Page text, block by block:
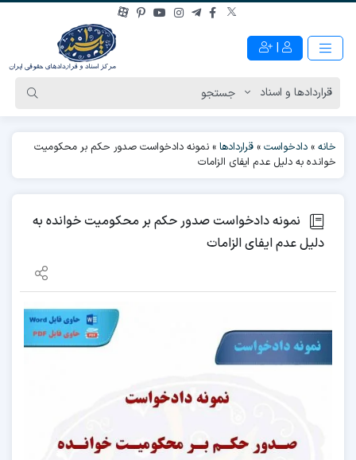
|
خانه » دادخواست » قراردادها » نمونه دادخواست صدور حکم بر محکومیت
خوانده به دلیل عدم ایفای الزامات
نمونه دادخواست صدور حکم بر محکومیت خوانده به
دلیل عدم ایفای الزامات